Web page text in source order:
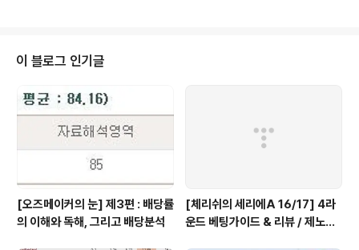
포츠도 예외가 아니어서 흐름이 존재합니다. 이는 승패라
는 결과로 귀결되기도 하고, 때론 경기력으로 나타나기도
름이 지속된다는 가정에서 출발하는 것입니다. 변곡점을
찾아내는 것은 프로토를 승리로 이끌기 위한 중요한 과정
입니다. 그러한 접근이 잘못되었을 때는 잠시..
이 블로그 인기글
[오즈메이커의 눈] 제3편 : 배당률
의 이해와 독해, 그리고 배당분석
[체리쉬의 세리에A 16/17] 4라
운드 베팅가이드 & 리뷰 / 제노아